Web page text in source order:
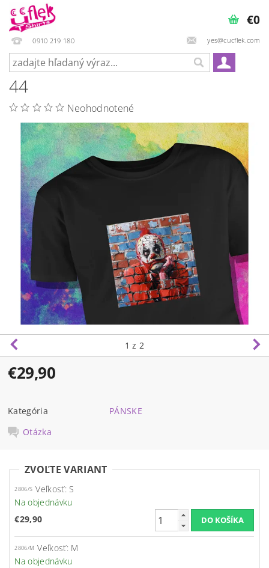
0910 219 180 yes@cucflek.com
€0
44
Neohodnotené
1 z 2
€29,90
Kategória
PÁNSKE
Otázka
ZVOĽTE VARIANT
2806/S Veľkosť: S
Na objednávku
€29,90
2806/M Veľkosť: M
Na objednávku